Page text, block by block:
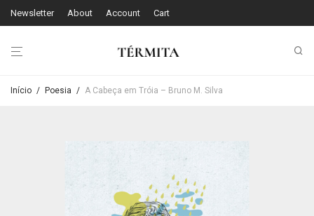
Newsletter About Account Cart
Início / Poesia / A Cabeça em Tróia – Bruno M. Silva